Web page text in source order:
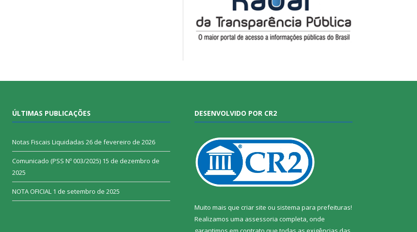
ÚLTIMAS PUBLICAÇÕES
Notas Fiscais Liquidadas 26 de fevereiro de 2026
Comunicado (PSS Nº 003/2025) 15 de dezembro de
2025
NOTA OFICIAL 1 de setembro de 2025
DESENVOLVIDO POR CR2
Muito mais que criar site ou sistema para prefeituras!
Realizamos uma assessoria completa, onde